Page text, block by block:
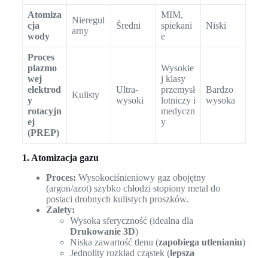
Atomiza
cja
wody
Nieregul
arny
Średni
MIM,
spiekani
e
Niski
Proces
plazmo
wej
elektrod
y
rotacyjn
ej
(PREP)
Kulisty
Ultra-
wysoki
Wysokie
j klasy
przemysł
lotniczy i
medyczn
y
Bardzo
wysoka
1. Atomizacja gazu
Proces: Wysokociśnieniowy gaz obojętny
(argon/azot) szybko chłodzi stopiony metal do
postaci drobnych kulistych proszków.
Zalety:
Wysoka sferyczność (idealna dla
Drukowanie 3D)
Niska zawartość tlenu (zapobiega utlenianiu)
Jednolity rozkład cząstek (lepsza